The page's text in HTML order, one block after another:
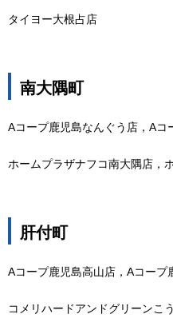
タイヨー大根占店
南大隅町
Aコープ鹿児島なんぐう店，Aコ
ホームプラザナフコ南大隅店，
肝付町
Aコープ鹿児島高山店，Aコープ
コメリハードアンドグリーンこ